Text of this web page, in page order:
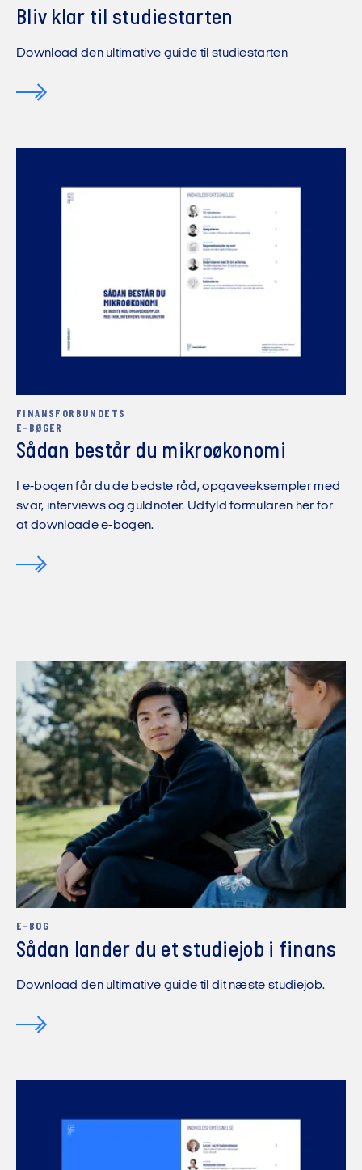
Bliv klar til studiestarten
Download den ultimative guide til studiestarten
FINANSFORBUNDETS
E-BØGER
Sådan består du mikroøkonomi
I e-bogen får du de bedste råd, opgaveeksempler med
svar, interviews og guldnoter. Udfyld formularen her for
at downloade e-bogen.
E-BOG
Sådan lander du et studiejob i finans
Download den ultimative guide til dit næste studiejob.